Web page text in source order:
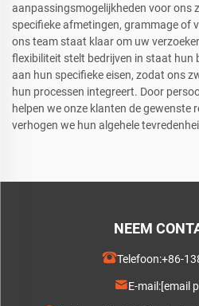
aanpassingsmogelijkheden voor ons
specifieke afmetingen, grammage of
ons team staat klaar om uw
flexibiliteit stelt bedrijven in staat hun
aan hun specifieke eisen, zodat ons
hun processen integreert. Door
helpen we onze klanten de gewenste
verhogen we hun algehele
NEEM
Telefoon:+86-
E-mail:[email